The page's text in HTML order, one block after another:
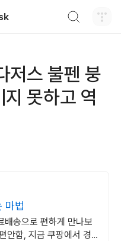
저스 불펜 붕
못하고 역
마법
배송으로 편하게 만나보
안함, 지금 쿠팡에서 경험